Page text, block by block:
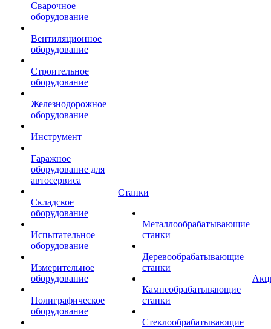
Сварочное
оборудование
Вентиляционное
оборудование
Строительное
оборудование
Железнодорожное
оборудование
Инструмент
Гаражное
оборудование для
автосервиса
Складское
оборудование
Испытательное
оборудование
Измерительное
оборудование
Полиграфическое
оборудование
Станки
Металлообрабатывающие
станки
Деревообрабатывающие
станки
Камнеобрабатывающие
станки
Стеклообрабатывающие